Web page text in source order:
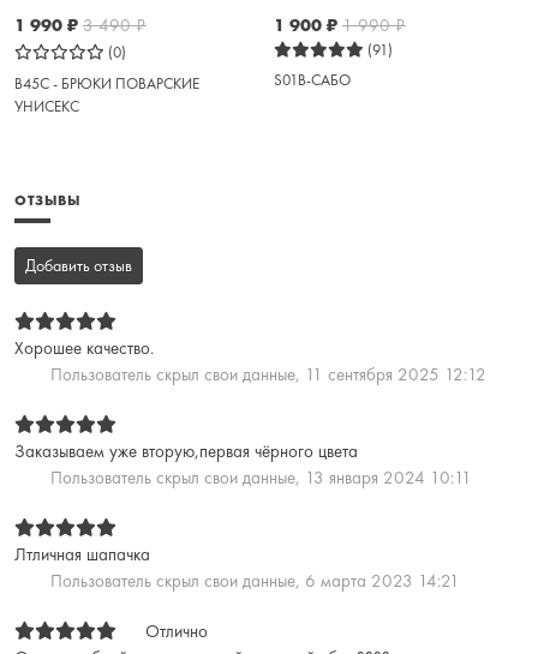
1 990 ₽ 3 490₽
(0)
B45C - БРЮКИ ПОВАРСКИЕ
УНИСЕКС
1 900 ₽ 1 990₽
(91)
S01B-САБО
ОТЗЫВЫ
Добавить отзыв
Хорошее качество.
Пользователь скрыл свои данные, 11 сентября 2025 12:12
Заказываем уже вторую,первая чёрного цвета
Пользователь скрыл свои данные, 13 января 2024 10:11
Лтличная шапачка
Пользователь скрыл свои данные, 6 марта 2023 14:21
Отлично